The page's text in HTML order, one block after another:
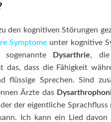
den kognitiven Störungen
Symptome unter kognitive
sogenannte
Dysarthrie, die
dass die Fähigkeit
flüssige Sprechen. Sind
Ärzte das
der eigentliche
Ich kann ein Lied